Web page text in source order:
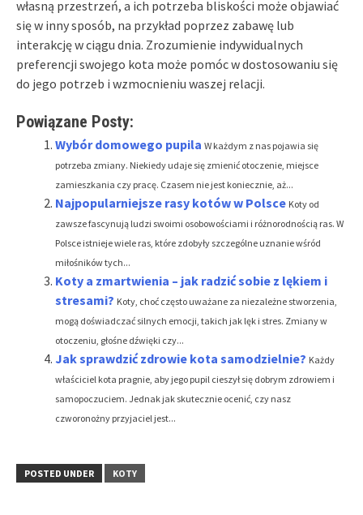
własną przestrzeń, a ich potrzeba bliskości może objawiać
się w inny sposób, na przykład poprzez zabawę lub
interakcję w ciągu dnia. Zrozumienie indywidualnych
preferencji swojego kota może pomóc w dostosowaniu się
do jego potrzeb i wzmocnieniu waszej relacji.
Powiązane Posty:
Wybór domowego pupila W każdym z nas pojawia się
potrzeba zmiany. Niekiedy udaje się zmienić otoczenie, miejsce
zamieszkania czy pracę. Czasem nie jest koniecznie, aż...
Najpopularniejsze rasy kotów w Polsce Koty od
zawsze fascynują ludzi swoimi osobowościami i różnorodnością ras. W
Polsce istnieje wiele ras, które zdobyły szczególne uznanie wśród
miłośników tych...
Koty a zmartwienia – jak radzić sobie z lękiem i
stresami? Koty, choć często uważane za niezależne stworzenia,
mogą doświadczać silnych emocji, takich jak lęk i stres. Zmiany w
otoczeniu, głośne dźwięki czy...
Jak sprawdzić zdrowie kota samodzielnie? Każdy
właściciel kota pragnie, aby jego pupil cieszył się dobrym zdrowiem i
samopoczuciem. Jednak jak skutecznie ocenić, czy nasz
czworonożny przyjaciel jest...
POSTED UNDER KOTY